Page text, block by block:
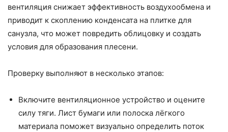
вентиляция снижает эффективность воздухообмена и
приводит к скоплению конденсата на плитке для
санузла, что может повредить облицовку и создать
условия для образования плесени.
Проверку выполняют в несколько этапов:
Включите вентиляционное устройство и оцените
силу тяги. Лист бумаги или полоска лёгкого
материала поможет визуально определить поток